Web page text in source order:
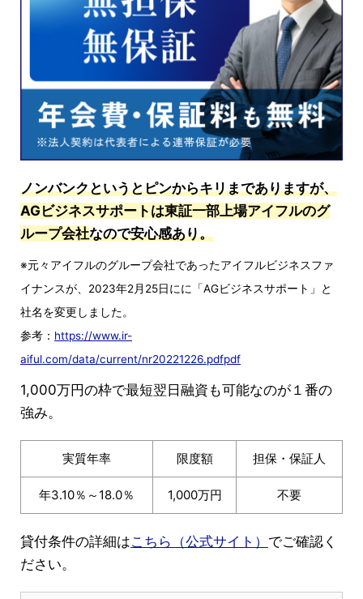
ノンバンクというとピンからキリまでありますが、
AGビジネスサポートは東証一部上場アイフルのグ
ループ会社なので安心感あり。
※元々アイフルのグループ会社であったアイフルビジネスファ
イナンスが、2023年2月25日にに「AGビジネスサポート」と
社名を変更しました。
参考： https://www.ir-
aiful.com/data/current/nr20221226.pdfpdf
1,000万円の枠で最短翌日融資も可能なのが１番の
強み。
実質年率 限度額 担保・保証人
年3.10％～18.0％ 1,000万円 不要
貸付条件の詳細はこちら（公式サイト） でご確認く
ださい。